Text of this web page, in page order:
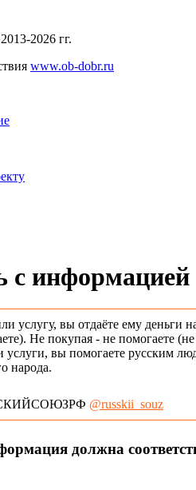
2026 гг.
www.ob-dobr.ru
с информацией
услугу, вы отдаёте ему деньги
Не покупая - не помогаете
услуги, вы помогаете русским
народа.
@russkii_souz
должна